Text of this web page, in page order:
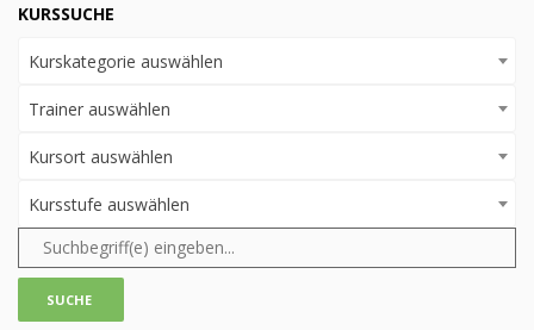
KURSSUCHE
Kurskategorie auswählen
Trainer auswählen
Kursort auswählen
Kursstufe auswählen